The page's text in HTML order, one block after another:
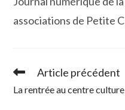
associations de Petite
Read
articles
Article précédent
La rentrée au centre